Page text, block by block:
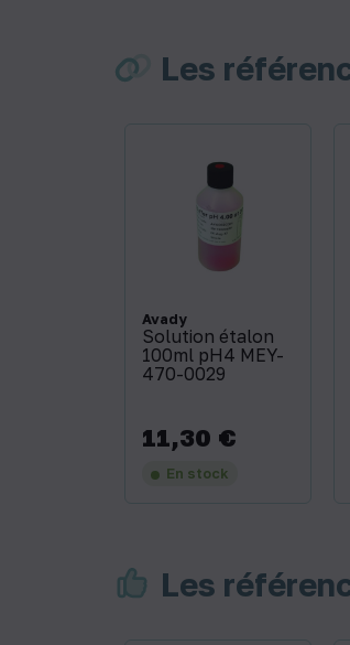
Les
Avady
Solution étalon
100ml pH4 MEY-
470-0029
Prix
11,30 €
En stock
Les